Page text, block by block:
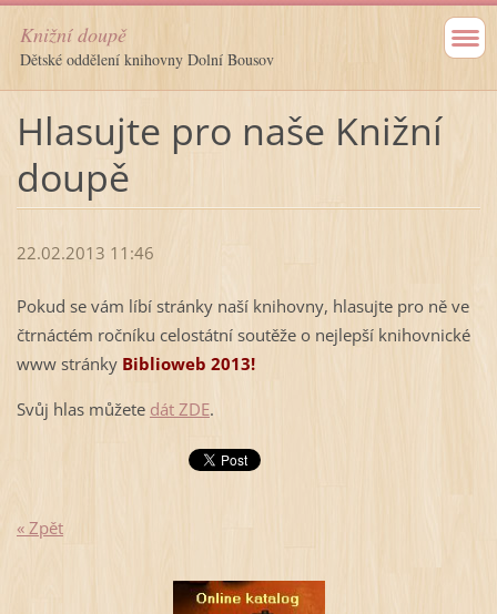
Knižní doupě
Dětské oddělení knihovny Dolní Bousov
Hlasujte pro naše Knižní
doupě
22.02.2013 11:46
Pokud se vám líbí stránky naší knihovny, hlasujte pro ně ve
čtrnáctém ročníku celostátní soutěže o nejlepší knihovnické
www stránky Biblioweb 2013!
Svůj hlas můžete dát ZDE.
« Zpět